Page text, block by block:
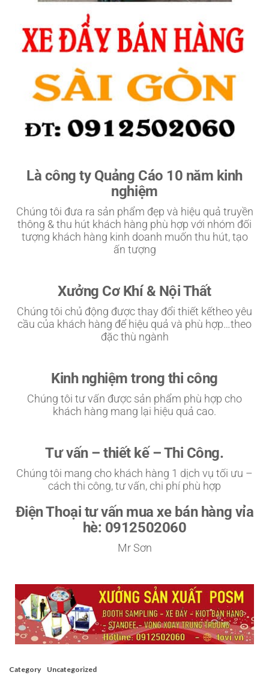
Là công ty Quảng Cáo 10 năm kinh
nghiệm
Chúng tôi đưa ra sản phẩm đẹp và hiệu quả truyền
thông & thu hút khách hàng phù hợp với nhóm đối
tượng khách hàng kinh doanh muốn thu hút, tạo
ấn tượng
Xưởng Cơ Khí & Nội Thất
Chúng tôi chủ động được thay đổi thiết kếtheo yêu
cầu của khách hàng để hiệu quả và phù hợp…theo
đặc thù ngành
Kinh nghiệm trong thi công
Chúng tôi tư vấn được sản phẩm phù hợp cho
khách hàng mang lại hiệu quả cao.
Tư vấn – thiết kế – Thi Công.
Chúng tôi mang cho khách hàng 1 dịch vụ tối ưu –
cách thi công, tư vấn, chi phí phù hợp
Điện Thoại tư vấn mua xe bán hàng vỉa
hè: 0912502060
Mr Sơn
Category Uncategorized